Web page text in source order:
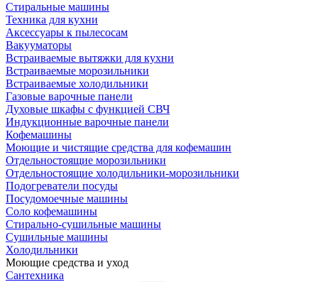
Стиральные машины
Техника для кухни
Аксессуары к пылесосам
Вакууматоры
Встраиваемые вытяжки для кухни
Встраиваемые морозильники
Встраиваемые холодильники
Газовые варочные панели
Духовые шкафы с функцией СВЧ
Индукционные варочные панели
Кофемашины
Моющие и чистящие средства для кофемашин
Отдельностоящие морозильники
Отдельностоящие холодильники-морозильники
Подогреватели посуды
Посудомоечные машины
Соло кофемашины
Стирально-сушильные машины
Сушильные машины
Холодильники
Моющие средства и уход
Сантехника